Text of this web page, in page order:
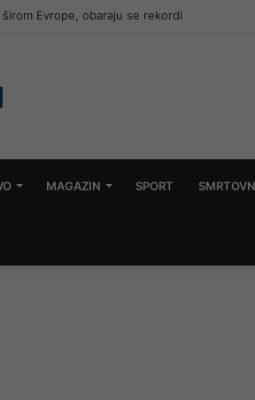
Evrope, obaraju se rekordi
MAGAZIN SPORT